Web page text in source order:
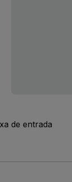
de entrada